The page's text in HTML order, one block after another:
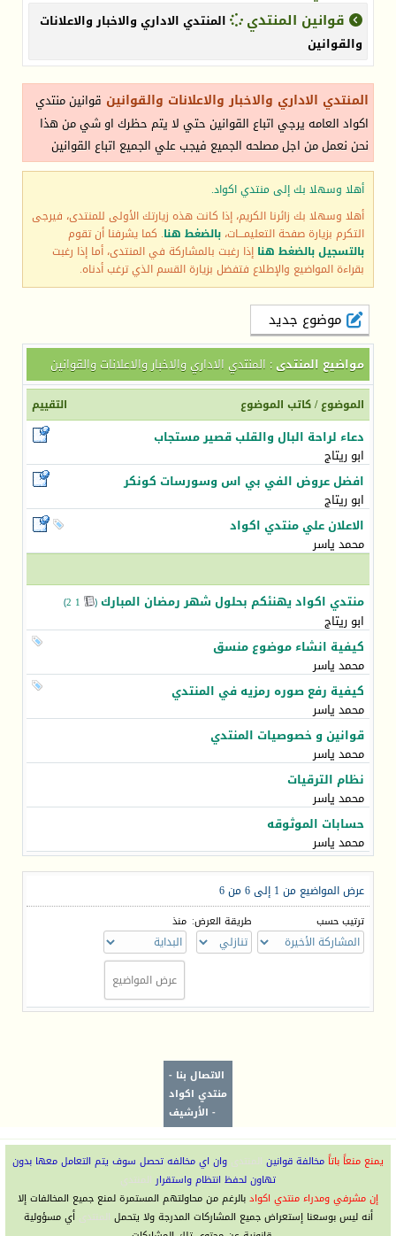
قوانين المنتدي
المنتدي الاداري والاخبار والاعلانات
والقوانين
المنتدي الاداري والاخبار والاعلانات والقوانين قوانين منتدي
اكواد العامه يرجي اتباع القوانين حتي لا يتم حظرك او شي من هذا
نحن نعمل من اجل مصلحه الجميع فيجب علي الجميع اتباع القوانين
أهلا وسهلا بك إلى منتدي اكواد.
أهلا وسهلا بك زائرنا الكريم، إذا كانت هذه زيارتك الأولى للمنتدى، فيرجى
التكرم بزيارة صفحة التعليمـــات، بالضغط هنا. كما يشرفنا أن تقوم
بالتسجيل بالضغط هنا إذا رغبت بالمشاركة في المنتدى، أما إذا رغبت
بقراءة المواضيع والإطلاع فتفضل بزيارة القسم الذي ترغب أدناه.
موضوع جديد
مواضيع المنتدى: المنتدي الاداري والاخبار والاعلانات والقوانين
التقييم الموضوع/كاتب الموضوع
دعاء لراحة البال والقلب قصير مستجاب
ابو ريتاج
افضل عروض الفي بي اس وسورسات كونكر
ابو ريتاج
الاعلان علي منتدي اكواد
محمد ياسر
منتدي اكواد يهنئكم بحلول شهر رمضان المبارك(
1
2
)
ابو ريتاج
كيفية انشاء موضوع منسق
محمد ياسر
كيفية رفع صوره رمزيه في المنتدي
محمد ياسر
قوانين و خصوصيات المنتدي
محمد ياسر
نظام الترقيات
محمد ياسر
حسابات الموثوقه
محمد ياسر
عرض المواضيع من 1 إلى 6 من 6
ترتيب حسب طريقة العرض: منذ
الاتصال بنا -
منتدي اكواد
- الأرشيف
يمنع منعاً باتاًمخالفة قوانين المنتدى وان اي مخالفه تحصل سوف يتم التعامل معها بدون
تهاون لحفظ انتظام واستقرارالمنتدي
إن مشرفي ومدراء منتدي اكوادبالرغم من محاولتهم المستمرة لمنع جميع المخالفات إلا
أنه ليس بوسعنا إستعراض جميع المشاركات المدرجة ولا يتحمل المنتدى أي مسؤولية